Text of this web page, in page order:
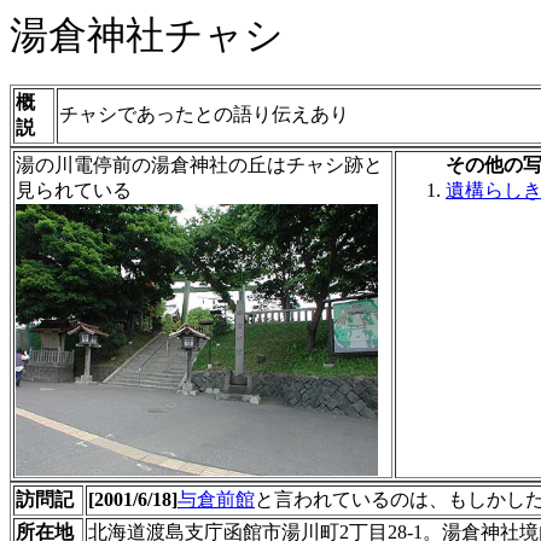
湯倉神社チャシ
概
説
チャシであったとの語り伝えあり
湯の川電停前の湯倉神社の丘はチャシ跡と
見られている
その他の
遺構らし
訪問記 [2001/6/18]与倉前館と言われているのは、もしかし
所在地
北海道渡島支庁函館市湯川町2丁目28-1。湯倉神社